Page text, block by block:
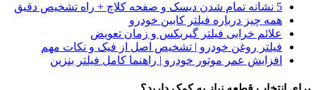
5 نشانه‌ تمام شدن دیسک و صفحه کلاچ + راه تشخیص دقیق
همه‌ چیز درباره فیلتر کابین خودرو
علائم خرابی فیلتر گیربکس و زمان تعویض
فیلتر روغن خودرو | تشخیص اصل از فیک و نکات مهم
افزایش عمر موتور خودرو | راهنما کامل فیلتر بنزین